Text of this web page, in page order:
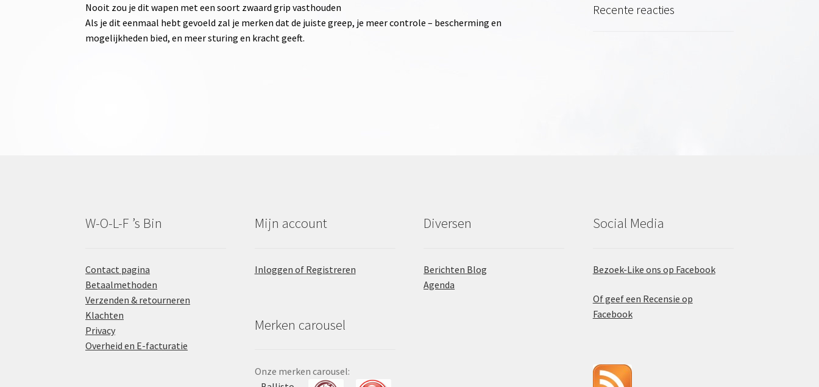
Nooit zou je dit wapen met een soort zwaard grip vasthouden
Als je dit eenmaal hebt gevoeld zal je merken dat de juiste greep, je meer controle – bescherming en
mogelijkheden bied, en meer sturing en kracht geeft.
Recente reacties
W-O-L-F ’s Bin
Contact pagina
Betaalmethoden
Verzenden & retourneren
Klachten
Privacy
Overheid en E-facturatie
Mijn account
Inloggen of Registreren
Merken carousel
Onze merken carousel:
Diversen
Berichten Blog
Agenda
Social Media
Bezoek-Like ons op Facebook
Of geef een Recensie op
Facebook